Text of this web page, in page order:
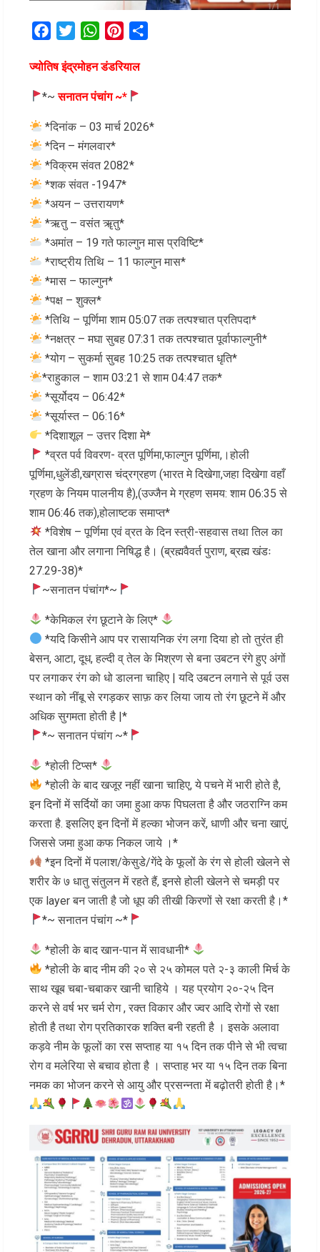
FacebookTwitterWhatsAppPinterest
ज्योतिष इंद्रमोहन डंडरियाल
*~सनातन पंचांग ~*
*दिनांक – 03 मार्च 2026*
*दिन – मंगलवार*
*विक्रम संवत 2082*
*शक संवत -1947*
*अयन – उत्तरायण*
*ऋतु – वसंत ॠतु*
*अमांत – 19 गते फाल्गुन मास प्रविष्टि*
*राष्ट्रीय तिथि – 11 फाल्गुन मास*
*मास – फाल्गुन*
*पक्ष – शुक्ल*
*तिथि – पूर्णिमा शाम 05:07 तक तत्पश्चात प्रतिपदा*
*नक्षत्र – मघा सुबह 07:31 तक तत्पश्चात पूर्वाफाल्गुनी*
*योग – सुकर्मा सुबह 10:25 तक तत्पश्चात धृति*
*राहुकाल – शाम 03:21 से शाम 04:47 तक*
*सूर्योदय – 06:42*
*सूर्यास्त – 06:16*
*दिशाशूल – उत्तर दिशा मे*
*व्रत पर्व विवरण- व्रत पूर्णिमा,फाल्गुन पूर्णिमा,।होली
पूर्णिमा,धुलेंडी,खग्रास चंद्रग्रहण (भारत मे दिखेगा,जहा दिखेगा वहाँ
ग्रहण के नियम पालनीय है),(उज्जैन मे ग्रहण समय: शाम 06:35 से
शाम 06:46 तक),होलाष्टक समाप्त*
*विशेष – पूर्णिमा एवं व्रत के दिन स्त्री-सहवास तथा तिल का
तेल खाना और लगाना निषिद्ध है। (ब्रह्मवैवर्त पुराण, ब्रह्म खंडः
27.29-38)*
~सनातन पंचांग*~
*केमिकल रंग छूटाने के लिए*
*यदि किसीने आप पर रासायनिक रंग लगा दिया हो तो तुरंत ही
बेसन, आटा, दूध, हल्दी व् तेल के मिश्रण से बना उबटन रंगे हुए अंगों
पर लगाकर रंग को धो डालना चाहिए | यदि उबटन लगाने से पूर्व उस
स्थान को नींबू से रगड़कर साफ़ कर लिया जाय तो रंग छूटने में और
अधिक सुगमता होती है |*
*~ सनातन पंचांग ~*
*होली टिप्स*
*होली के बाद खजूर नहीं खाना चाहिए, ये पचने में भारी होते है,
इन दिनों में सर्दियों का जमा हुआ कफ पिघलता है और जठराग्नि कम
करता है. इसलिए इन दिनों में हल्का भोजन करें, धाणी और चना खाएं,
जिससे जमा हुआ कफ निकल जाये ।*
*इन दिनों में पलाश/केसुडे/गेंदे के फूलों के रंग से होली खेलने से
शरीर के ७ धातु संतुलन में रहते हैं, इनसे होली खेलने से चमड़ी पर
एक layer बन जाती है जो धूप की तीखी किरणों से रक्षा करती है।*
*~ सनातन पंचांग ~*
*होली के बाद खान-पान में सावधानी*
*होली के बाद नीम की २० से २५ कोमल पते २-३ काली मिर्च के
साथ खूब चबा-चबाकर खानी चाहिये । यह प्रयोग २०-२५ दिन
करने से वर्ष भर चर्म रोग , रक्त विकार और ज्वर आदि रोगों से रक्षा
होती है तथा रोग प्रतिकारक शक्ति बनी रहती है । इसके अलावा
कड़वे नीम के फूलों का रस सप्ताह या १५ दिन तक पीने से भी त्वचा
रोग व मलेरिया से बचाव होता है । सप्ताह भर या १५ दिन तक बिना
नमक का भोजन करने से आयु और प्रसन्नता में बढ़ोतरी होती है।*